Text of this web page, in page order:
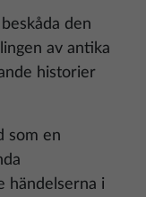
den
av antika
historier
som en
händelserna i